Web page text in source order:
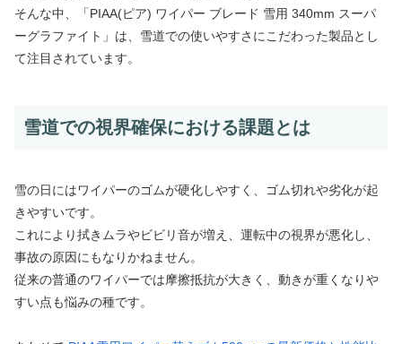
そんな中、「PIAA(ピア) ワイパー ブレード 雪用 340mm スーパ
ーグラファイト」は、雪道での使いやすさにこだわった製品とし
て注目されています。
雪道での視界確保における課題とは
雪の日にはワイパーのゴムが硬化しやすく、ゴム切れや劣化が起
きやすいです。
これにより拭きムラやビビリ音が増え、運転中の視界が悪化し、
事故の原因にもなりかねません。
従来の普通のワイパーでは摩擦抵抗が大きく、動きが重くなりや
すい点も悩みの種です。